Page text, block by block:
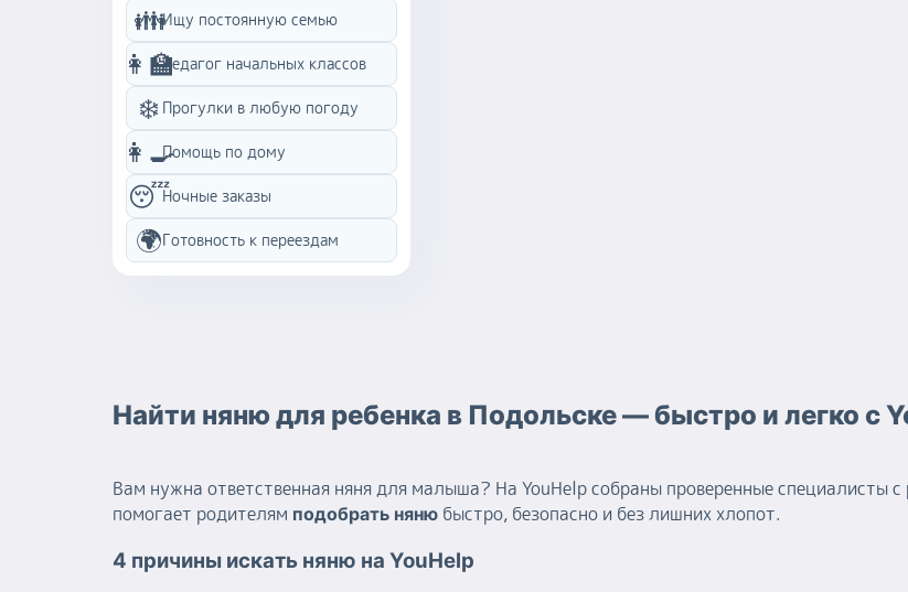
👪Ищу постоянную семью
👩‍🏫Педагог начальных классов
❄️ Прогулки в любую погоду
👩‍🍳Помощь по дому
😴Ночные заказы
🌍Готовность к переездам
Найти няню для ребенка в Подольске — быстро и легко с
Вам нужна ответственная няня для малыша? На YouHelp собраны проверенные специалисты
помогает родителям подобрать няню быстро, безопасно и без лишних хлопот.
4 причины искать няню на YouHelp